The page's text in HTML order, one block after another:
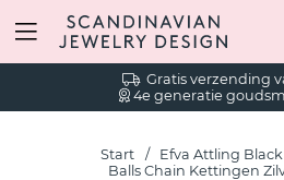
Gratis verzending
4e generatie
Start
Efva Attling Black
Balls Chain Kettingen